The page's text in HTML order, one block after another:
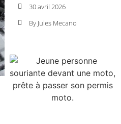
30 avril 2026
By Jules Mecano